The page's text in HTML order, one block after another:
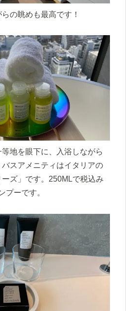
の眺めも最高です！
地を眼下に、入浴しながら
スアメニティはイタリアの
ーズ」です。250MLで税込み
プーです。